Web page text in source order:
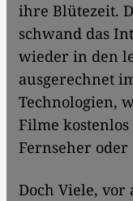
ihre Blütezeit.
schwand das
wieder in den
ausgerechnet
Technologien,
Filme
Fernseher oder
Doch Viele, vor